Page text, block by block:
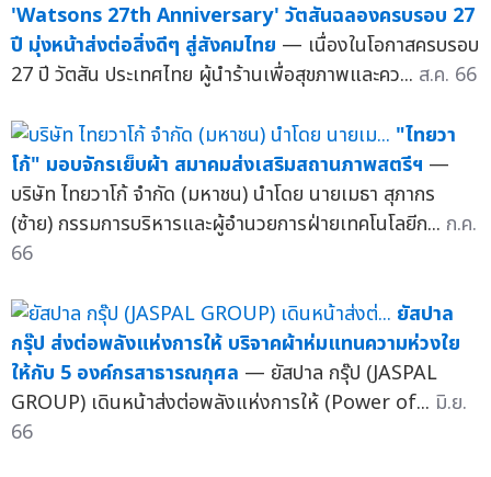
'Watsons 27th Anniversary' วัตสันฉลองครบรอบ 27
ปี มุ่งหน้าส่งต่อสิ่งดีๆ สู่สังคมไทย — เนื่องในโอกาสครบรอบ
27 ปี วัตสัน ประเทศไทย ผู้นำร้านเพื่อสุขภาพและคว... ส.ค. 66
"ไทยวา
โก้" มอบจักรเย็บผ้า สมาคมส่งเสริมสถานภาพสตรีฯ —
บริษัท ไทยวาโก้ จำกัด (มหาชน) นำโดย นายเมธา สุภากร
(ซ้าย) กรรมการบริหารและผู้อำนวยการฝ่ายเทคโนโลยีก... ก.ค.
66
ยัสปาล
กรุ๊ป ส่งต่อพลังแห่งการให้ บริจาคผ้าห่มแทนความห่วงใย
ให้กับ 5 องค์กรสาธารณกุศล — ยัสปาล กรุ๊ป (JASPAL
GROUP) เดินหน้าส่งต่อพลังแห่งการให้ (Power of... มิ.ย.
66